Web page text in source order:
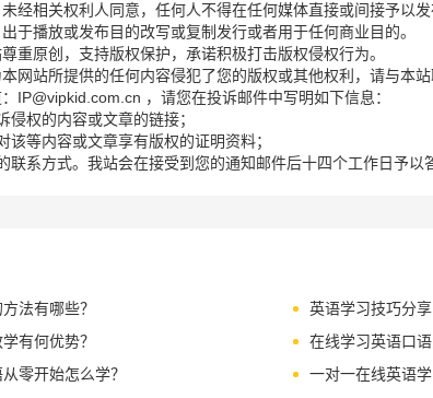
经相关权利人同意，任何人不得在任何媒体直接或间接予以发
于播放或发布目的改写或复制发行或者用于任何商业目的。
重原创，支持版权保护，承诺积极打击版权侵权行为。
网站所提供的任何内容侵犯了您的版权或其他权利，请与本站
IP@vipkid.com.cn ，请您在投诉邮件中写明如下信息：
侵权的内容或文章的链接；
该等内容或文章享有版权的证明资料；
联系方式。我站会在接受到您的通知邮件后十四个工作日予以
法有哪些？
英语学习技巧分享
有何优势？
在线学习英语口语
零开始怎么学？
一对一在线英语